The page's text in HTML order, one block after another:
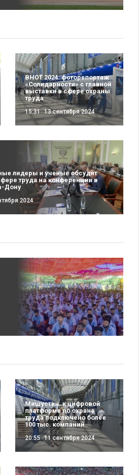
ВНОТ 2024: фоторепортаж
«Солидарности» с главной
выставки в сфере охраны
труда
15:31 13 сентября 2024
лидеры и ученые обсудят
труда на конференции в
Дону
2024
Мишустин: к цифровой
платформе по охране
труда подключено более
100 тыс. компаний
20:55 11 сентября 2024